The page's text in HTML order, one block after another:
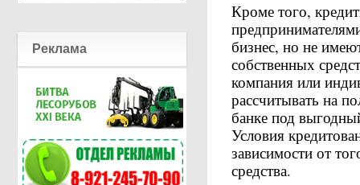
Реклама
Кроме того,
бизнес, но не
собственных
компания или
рассчитывать на
банке под
Условия
зависимости от
средства.